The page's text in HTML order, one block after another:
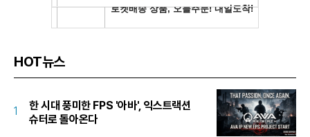
HOT뉴스
1
한 시대 풍미한 FPS '아바', 익스트랙션
슈터로 돌아온다